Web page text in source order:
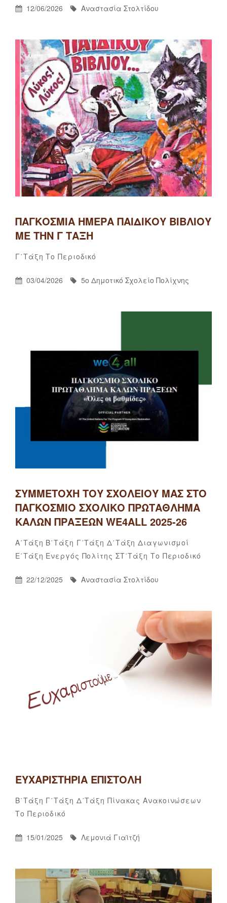
Posted
12/06/2026 By
Αναστασία Στολτίδου
ΠΑΓΚΌΣΜΙΑ ΗΜΈΡΑ ΠΑΙΔΙΚΟΎ ΒΙΒΛΊΟΥ
ΜΕ ΤΗΝ Γ ΤΆΞΗ
Categories
Γ΄τάξη Το Περιοδικό5ο
Πολίχνης
Posted
03/04/2026 By
5ο Δημοτικό Σχολείο Πολίχνης
ΣΥΜΜΕΤΟΧΉ ΤΟΥ ΣΧΟΛΕΊΟΥ ΜΑΣ ΣΤΟ
ΠΑΓΚΌΣΜΙΟ ΣΧΟΛΙΚΌ ΠΡΩΤΆΘΛΗΜΑ
ΚΑΛΏΝ ΠΡΆΞΕΩΝ WE4ALL 2025-26
Categories
Α΄τάξη Β΄τάξη Γ΄τάξη Δ΄τάξη Διαγωνισμοί
Ε΄τάξη Ενεργός Πολίτης ΣΤ΄τάξη Το ΠεριοδικόBy
Posted
22/12/2025 By
Αναστασία Στολτίδου
ΕΥΧΑΡΙΣΤΉΡΙΑ ΕΠΙΣΤΟΛΉ
Categories
Β΄τάξη Γ΄τάξη Δ΄τάξη Πίνακας Ανακοινώσεων
Το ΠεριοδικόBy
Λεμονιά
Posted
15/01/2025 By
Λεμονιά Γιαϊτζή